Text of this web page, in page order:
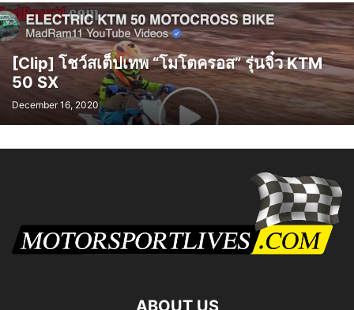
[Clip] โชว์สเต็ปเทพ “โมโตครอส” รุ่นจิ๋ว KTM
50 SX
December 16, 2020
ABOUT US